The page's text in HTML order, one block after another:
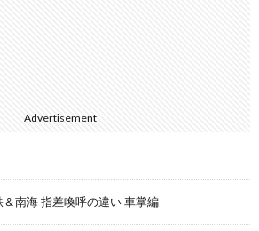
Advertisement
南海 指差喚呼の違い 車掌編